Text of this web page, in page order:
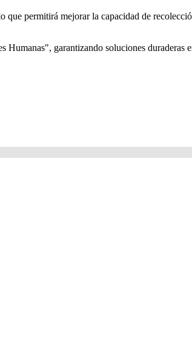
permitirá mejorar la capacidad de
garantizando soluciones duraderas